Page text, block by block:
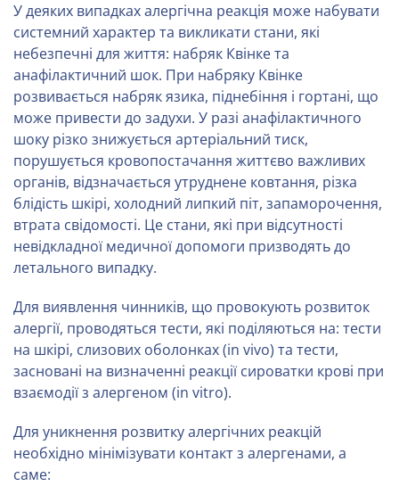
У деяких випадках алергічна реакція може набувати
системний характер та викликати стани, які
небезпечні для життя: набряк Квінке та
анафілактичний шок. При набряку Квінке
розвивається набряк язика, піднебіння і гортані, що
може привести до задухи. У разі анафілактичного
шоку різко знижується артеріальний тиск,
порушується кровопостачання життєво важливих
органів, відзначається утруднене ковтання, різка
блідість шкірі, холодний липкий піт, запаморочення,
втрата свідомості. Це стани, які при відсутності
невідкладної медичної допомоги призводять до
летального випадку.
Для виявлення чинників, що провокують розвиток
алергії, проводяться тести, які поділяються на: тести
на шкірі, слизових оболонках (in vivo) та тести,
засновані на визначенні реакції сироватки крові при
взаємодії з алергеном (in vitro).
Для уникнення розвитку алергічних реакцій
необхідно мінімізувати контакт з алергенами, а
саме: